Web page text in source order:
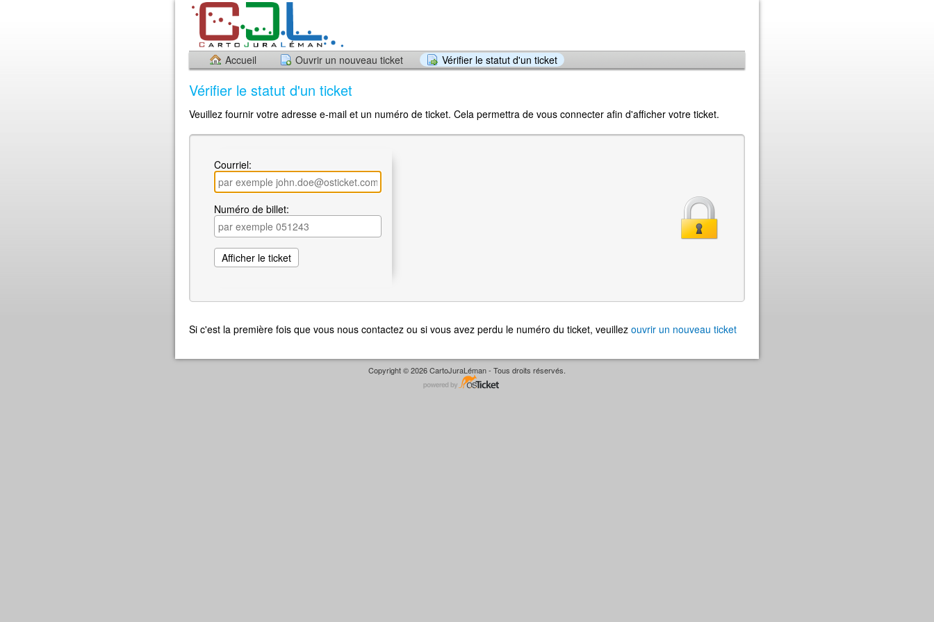
Accueil Ouvrir un nouveau ticket Vérifier le statut d'un ticket
Vérifier le statut d'un ticket
Veuillez fournir votre adresse e-mail et un numéro de ticket. Cela permettra de vous connecter afin d'afficher votre ticket.
Courriel:
Numéro de billet:
Si c'est la première fois que vous nous contactez ou si vous avez perdu le numéro du ticket, veuillez ouvrir un nouveau ticket
Copyright © 2026 CartoJuraLéman - Tous droits réservés.